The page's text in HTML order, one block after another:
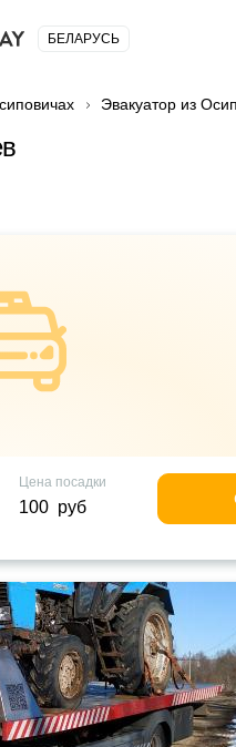
БЕЛАРУСЬ
Эвакуатор из
Цена посадки
100 руб